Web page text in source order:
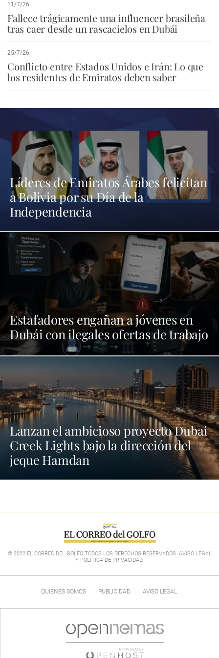
11/7/26
Fallece trágicamente una influencer brasileña
tras caer desde un rascacielos en Dubái
25/7/26
Conflicto entre Estados Unidos e Irán: Lo que
los residentes de Emiratos deben saber
Líderes de Emiratos Árabes felicitan
a Bolivia por su Día de la
Independencia
Estafadores engañan a jóvenes en
Dubái con ilegales ofertas de trabajo
Lanzan el ambicioso proyecto Dubai
Creek Lights bajo la dirección del
jeque Hamdan
© 2022 EL CORREO DEL GOLFO TODOS LOS DERECHOS RESERVADOS. AVISO LEGAL
Y POLÍTICA DE PRIVACIDAD.
QUIÉNES SOMOS PUBLICIDAD AVISO LEGAL